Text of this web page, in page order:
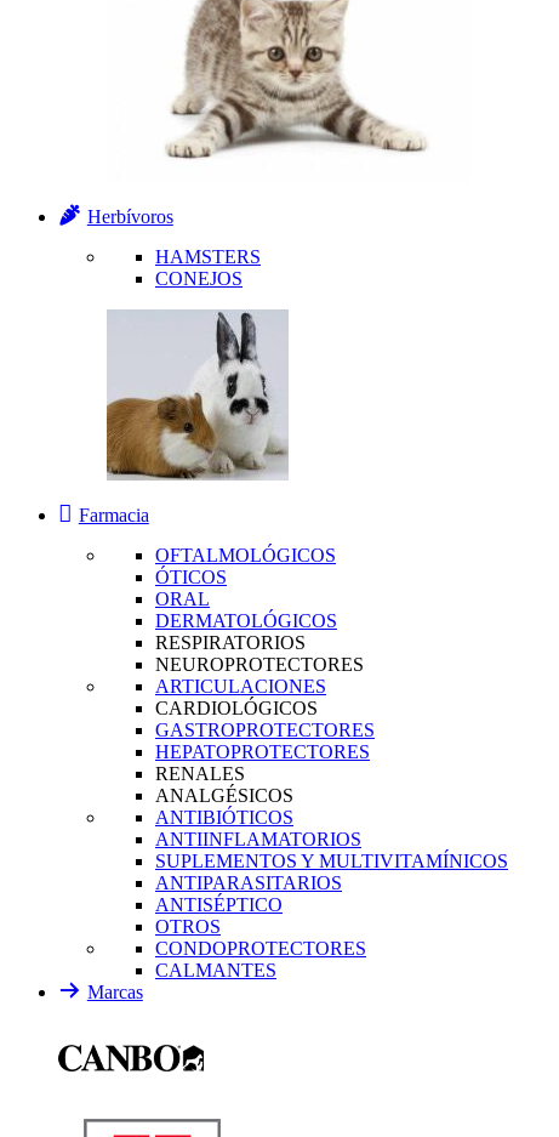
Herbívoros
HAMSTERS
CONEJOS
Farmacia
OFTALMOLÓGICOS
ÓTICOS
ORAL
DERMATOLÓGICOS
RESPIRATORIOS
NEUROPROTECTORES
ARTICULACIONES
CARDIOLÓGICOS
GASTROPROTECTORES
HEPATOPROTECTORES
RENALES
ANALGÉSICOS
ANTIBIÓTICOS
ANTIINFLAMATORIOS
SUPLEMENTOS Y MULTIVITAMÍNICOS
ANTIPARASITARIOS
ANTISÉPTICO
OTROS
CONDOPROTECTORES
CALMANTES
Marcas